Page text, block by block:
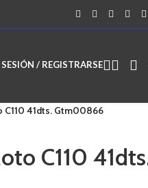
resultados autocompletados,
SESIÓN / REGISTRARSE
41dts. Gtm00866
C110